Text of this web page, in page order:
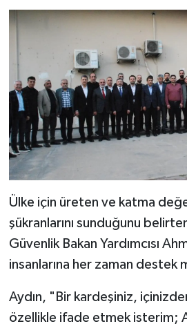
Ülke için üreten ve katma
şükranlarını sunduğunu
Güvenlik Bakan Yardımcısı
insanlarına her zaman destek
Aydın, "Bir kardeşiniz,
özellikle ifade etmek isterim;